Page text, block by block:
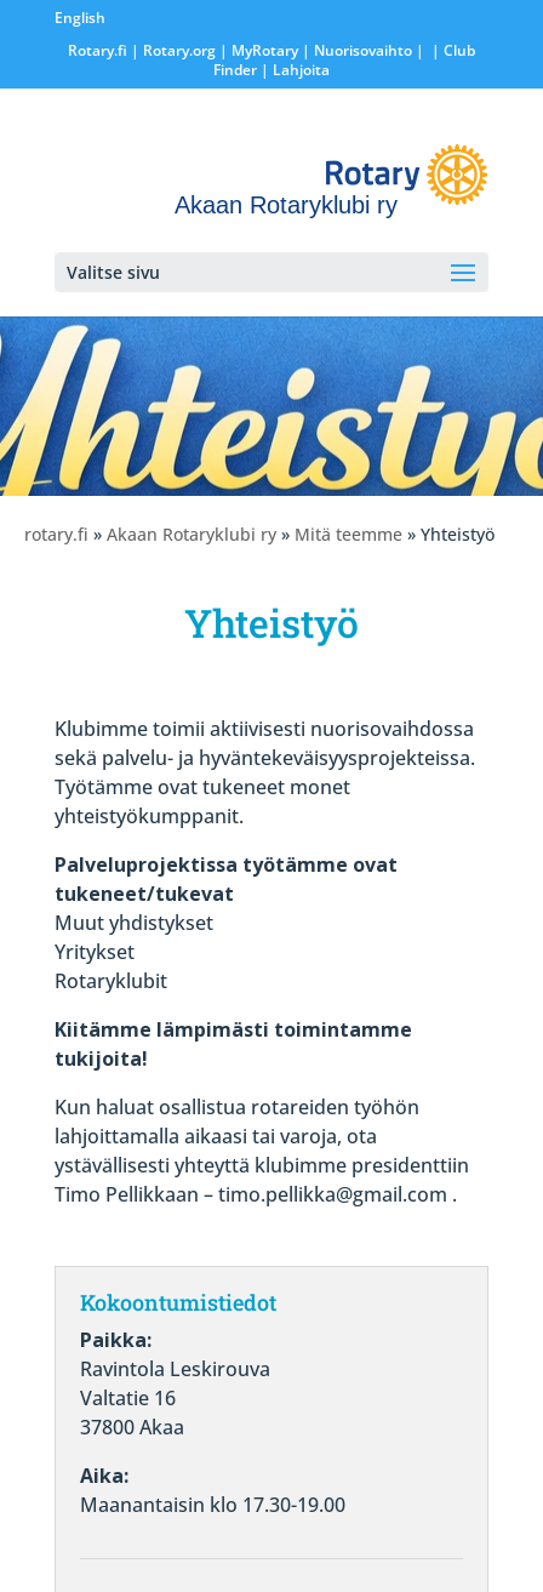
English
Rotary.fi | Rotary.org| MyRotary | Nuorisovaihto|
| Club
Finder| Lahjoita
Akaan Rotaryklubi ry
Valitse sivu
rotary.fi » Akaan Rotaryklubi ry » Mitä teemme » Yhteistyö
Yhteistyö
Klubimme toimii aktiivisesti nuorisovaihdossa
sekä palvelu- ja hyväntekeväisyysprojekteissa.
Työtämme ovat tukeneet monet
yhteistyökumppanit.
Palveluprojektissa työtämme ovat
tukeneet/tukevat
Muut yhdistykset
Yritykset
Rotaryklubit
Kiitämme lämpimästi toimintamme
tukijoita!
Kun haluat osallistua rotareiden työhön
lahjoittamalla aikaasi tai varoja, ota
ystävällisesti yhteyttä klubimme presidenttiin
Timo Pellikkaan – timo.pellikka@gmail.com .
Kokoontumistiedot
Paikka:
Ravintola Leskirouva
Valtatie 16
37800 Akaa
Aika:
Maanantaisin klo 17.30-19.00